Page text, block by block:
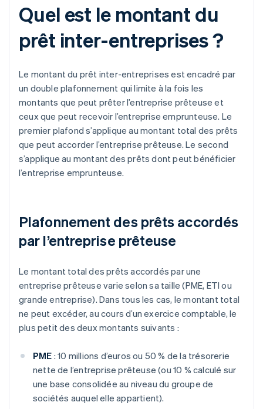
Quel est le montant du
prêt inter-entreprises ?
Le montant du prêt inter-entreprises est encadré par
un double plafonnement qui limite à la fois les
montants que peut prêter l’entreprise prêteuse et
ceux que peut recevoir l’entreprise emprunteuse. Le
premier plafond s’applique au montant total des prêts
que peut accorder l’entreprise prêteuse. Le second
s’applique au montant des prêts dont peut bénéficier
l’entreprise emprunteuse.
Plafonnement des prêts accordés
par l’entreprise prêteuse
Le montant total des prêts accordés par une
entreprise prêteuse varie selon sa taille (PME, ETI ou
grande entreprise). Dans tous les cas, le montant total
ne peut excéder, au cours d’un exercice comptable, le
plus petit des deux montants suivants :
PME : 10 millions d’euros ou 50 % de la trésorerie
nette de l’entreprise prêteuse (ou 10 % calculé sur
une base consolidée au niveau du groupe de
sociétés auquel elle appartient).